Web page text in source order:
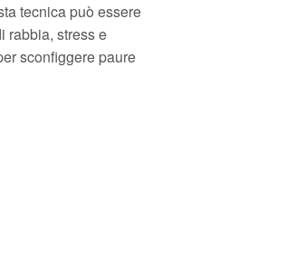
tecnica può essere
rabbia, stress e
sconfiggere paure